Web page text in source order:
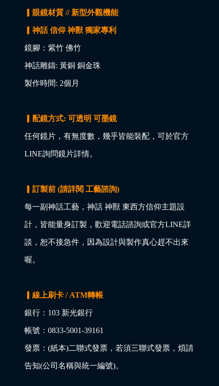
▎眼鏡材質 // 新型外觀機能
▎神話 信仰 神獸 獨家專利
鏡腳：紫竹 佛竹
神話雕鑄: 黃銅 銅金珠
製作時間: 2個月
▎配鏡方式: 可透明 可墨鏡
任何鏡片，有無度數，幾乎皆能裝配，可於官方
LINE詢問鏡片詳情。
▎訂製前 (請詳閱 工藝諮詢)
每一副神話工藝，神話 神獸 東西方信仰主題設
計，皆能量身訂製，歡迎電話諮詢或官方LINE詳
談，恕不接急件，因為設計與製作真心趕不出來
喔。
▎線上刷卡 / ATM轉帳
銀行：103 新光銀行
帳號：0833-5001-39161
發票：(紙本)二聯式發票，若須三聯式發票，煩請
告知(公司名稱與統一編號)。